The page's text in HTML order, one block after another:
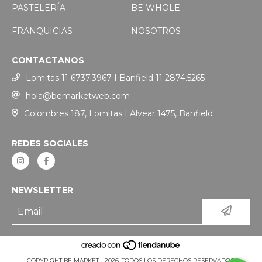
PASTELERÍA BE WHOLE
FRANQUICIAS NOSOTROS
CONTACTANOS
Lomitas 11 6737.3967 I Banfield 11 2874.5265
hola@bemarketweb.com
Colombres 187, Lomitas I Alvear 1475, Banfield
REDES SOCIALES
NEWSLETTER
COPYRIGHT BE MARKET - 2026. TODOS LOS DERECHOS RESERVADOS.